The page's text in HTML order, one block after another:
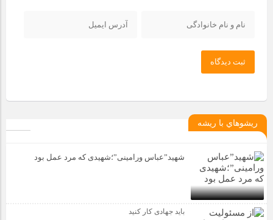
ثبت دیدگاه
ريشوهاي با ريشه
شهید”عباس ورامینی”؛شهیدی که مرد عمل بود
باید جهادی کار کنید